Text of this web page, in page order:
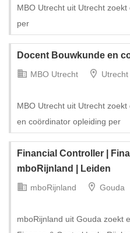
Tijdelijk met uitzicht op vast
MBO Utrecht uit Utrecht
per
Docent Bouwkunde en
MBO Utrecht Utrecht
MBO Utrecht uit Utrecht
en coördinator opleiding per
Financial Controller |
mboRijnland | Leiden
mboRijnland Gouda
mboRijnland uit Gouda zoekt